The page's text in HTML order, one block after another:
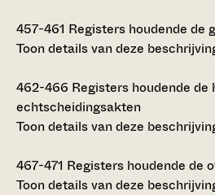
457-461 Registers houdende de
Toon details van deze
462-466 Registers houdende
echtscheidingsakten
Toon details van deze
467-471 Registers houdende de
Toon details van deze